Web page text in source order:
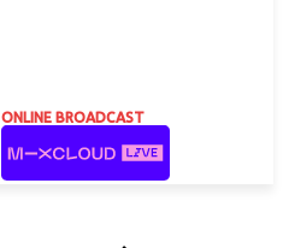
ONLINE BROADCAST